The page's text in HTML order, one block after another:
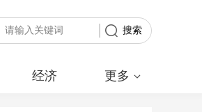
搜索
经济 更多